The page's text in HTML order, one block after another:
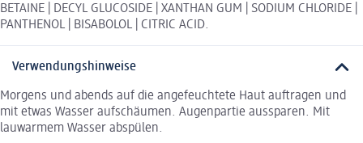
BETAINE | DECYL GLUCOSIDE | XANTHAN GUM | SODIUM CHLORIDE |
PANTHENOL | BISABOLOL | CITRIC ACID.
Verwendungshinweise
Morgens und abends auf die angefeuchtete Haut auftragen und
mit etwas Wasser aufschäumen. Augenpartie aussparen. Mit
lauwarmem Wasser abspülen.